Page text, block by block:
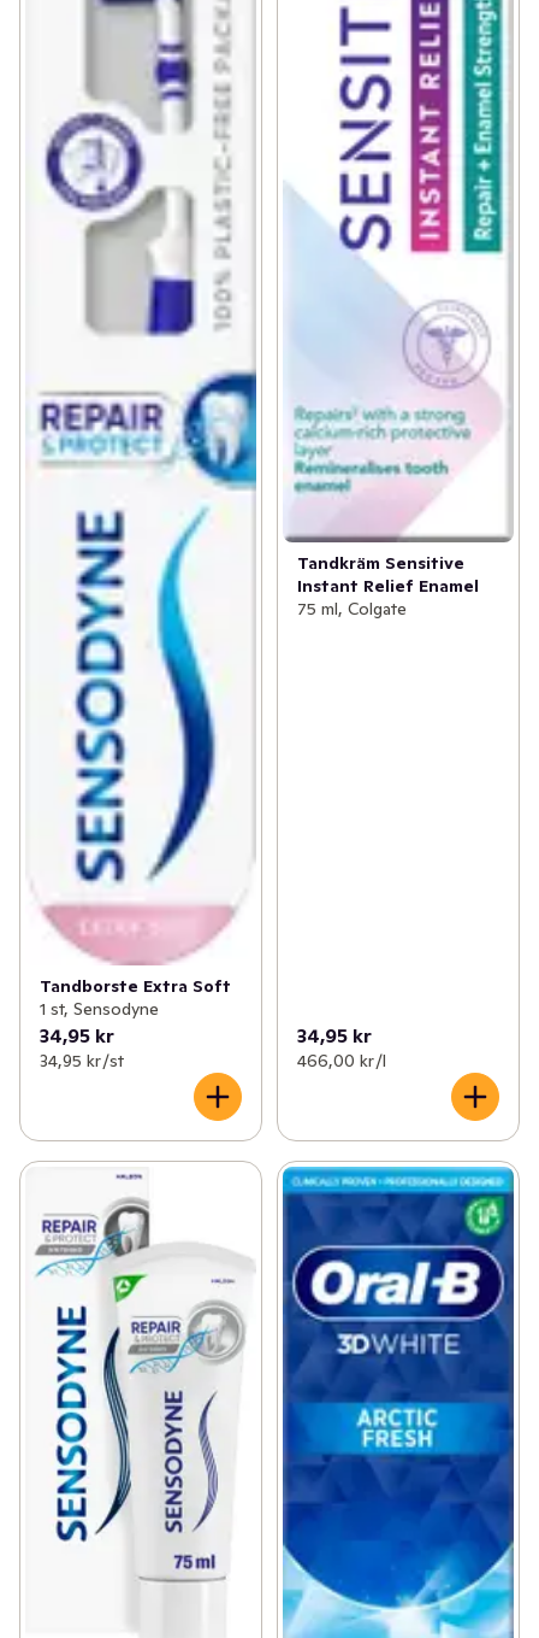
Tandborste Extra Soft
1 st, Sensodyne
34,95 kr
34,95 kr /st
Tandkräm Sensitive
Instant Relief Enamel
75 ml, Colgate
34,95 kr
466,00 kr /l